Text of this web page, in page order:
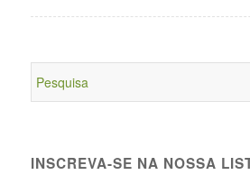
INSCREVA-SE NA NOSSA